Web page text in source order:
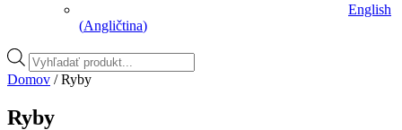
English
(Angličtina)
Vyhľadávanie
produktov
Domov / Ryby
Ryby